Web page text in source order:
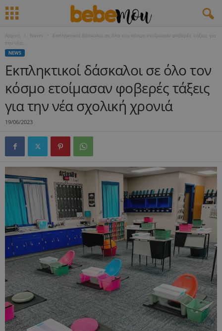
Αρχική News
Εκπληκτικοί δάσκαλοι σε όλο τον κόσμο ετοίμασαν φοβερές τάξεις για
την νέα...
NEWS
Εκπληκτικοί δάσκαλοι σε όλο τον
κόσμο ετοίμασαν φοβερές τάξεις
για την νέα σχολική χρονιά
19/06/2023